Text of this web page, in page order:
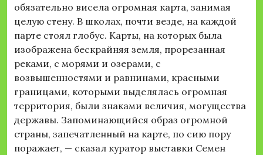
обязательно висела огромная карта, занимая
целую стену. В школах, почти везде, на каждой
парте стоял глобус. Карты, на которых была
изображена бескрайняя земля, прорезанная
реками, с морями и озерами, с
возвышенностями и равнинами, красными
границами, которыми выделялась огромная
территория, были знаками величия, могущества
державы. Запоминающийся образ огромной
страны, запечатленный на карте, по сию пору
поражает, — сказал куратор выставки Семен